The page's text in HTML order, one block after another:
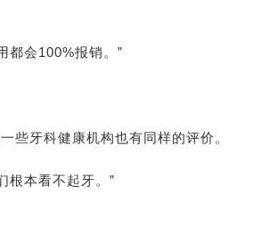
都会100%报销。”
些牙科健康机构也有同样的评价。
根本看不起牙。”